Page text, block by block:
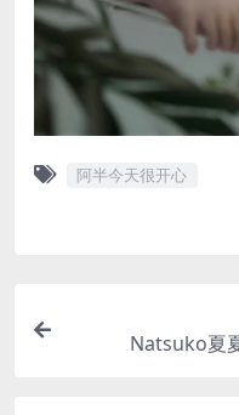
阿半今天很开心
Natsuko夏